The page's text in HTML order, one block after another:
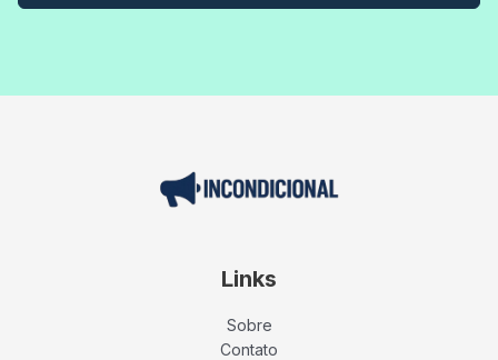
Links
Sobre
Contato